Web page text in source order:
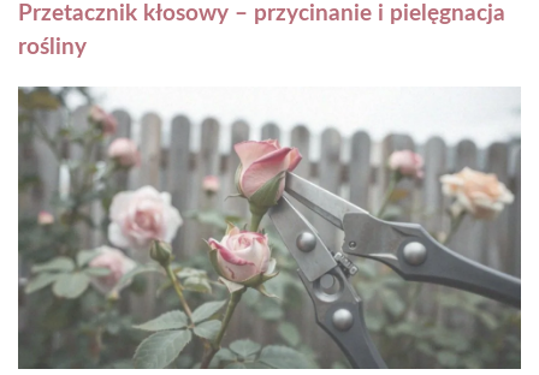
Przetacznik kłosowy – przycinanie i pielęgnacja
rośliny